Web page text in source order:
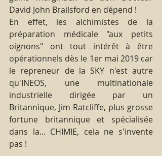
David John Brailsford en dépend !
En effet, les alchimistes de la
préparation médicale "aux petits
oignons" ont tout intérêt à être
opérationnels dès le 1er mai 2019 car
le repreneur de la SKY n'est autre
qu'INEOS, une multinationale
industrielle dirigée par un
Britannique, Jim Ratcliffe, plus grosse
fortune britannique et spécialisée
dans la... CHIMIE, cela ne s'invente
pas !